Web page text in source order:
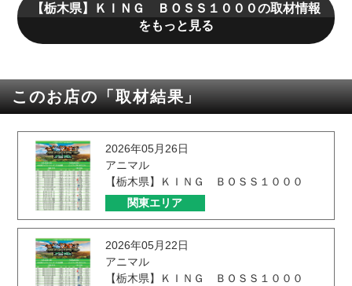
【栃木県】ＫＩＮＧ ＢＯＳＳ１０００の取材情報
をもっと見る
このお店の「取材結果」
2026年05月26日
アニマル
【栃木県】ＫＩＮＧ ＢＯＳＳ１０００
関東エリア
2026年05月22日
アニマル
【栃木県】ＫＩＮＧ ＢＯＳＳ１０００